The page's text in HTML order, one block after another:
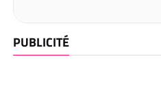
PUBLICITÉ